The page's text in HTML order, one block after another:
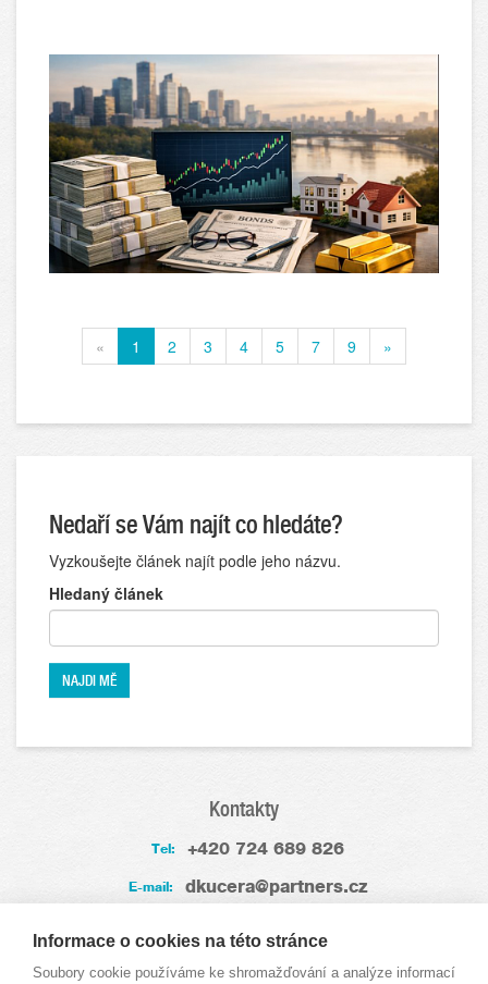
« 1 2 3 4 5 7 9 »
Nedaří se Vám najít co hledáte?
Vyzkoušejte článek najít podle jeho názvu.
Hledaný článek
Kontakty
Tel: +420 724 689 826
E-mail: dkucera@partners.cz
Zkušenosti
Informace o cookies na této stránce
Soubory cookie používáme ke shromažďování a analýze informací